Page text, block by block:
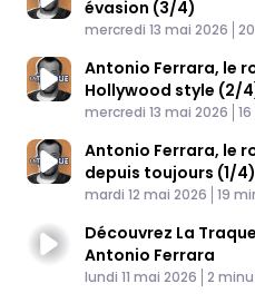
évasion (3/4)
Published At
mercredi 13 mai 2026
Antonio Ferrara, le
Hollywood style (2/
Published At
mercredi 13 mai 2026
Antonio Ferrara, le
depuis toujours (1/4)
Published At
mardi 12 mai 2026 Time
19
Découvrez La Traque... du roi de la belle,
Antonio Ferrara
Published At
lundi 11 mai 2026 Time
2